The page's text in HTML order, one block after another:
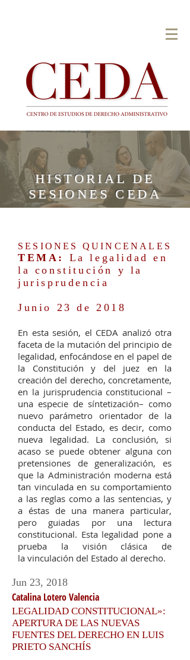
HISTORIAL DE
SESIONES CEDA
SESIONES QUINCENALES
TEMA: La legalidad en
la constitución y la
jurisprudencia
Junio 23 de 2018
En esta sesión, el CEDA analizó otra
faceta de la mutación del principio de
legalidad, enfocándose en el papel de
la Constitución y del juez en la
creación del derecho, concretamente,
en la jurisprudencia constitucional –
una especie de síntetización– como
nuevo parámetro orientador de la
conducta del Estado, es decir, como
nueva legalidad. La conclusión, si
acaso se puede obtener alguna con
pretensiones de generalización, es
que la Administración moderna está
tan vinculada en su comportamiento
a las reglas como a las sentencias, y
a éstas de una manera particular,
pero guiadas por una lectura
constitucional. Esta legalidad pone a
prueba la visión clásica de
la vinculación del Estado al derecho.
Jun 23, 2018
Catalina Lotero Valencia
LEGALIDAD CONSTITUCIONAL»:
APERTURA DE LAS NUEVAS
FUENTES DEL DERECHO EN LUIS
PRIETO SANCHÍS